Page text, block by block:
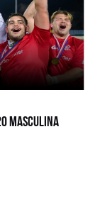
Masculina